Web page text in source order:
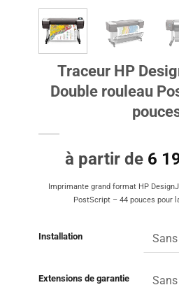
Traceur HP
Double rouleau
à partir de 6
Imprimante grand format HP
PostScript – 44 pouces pour
Installation
Extensions de garantie